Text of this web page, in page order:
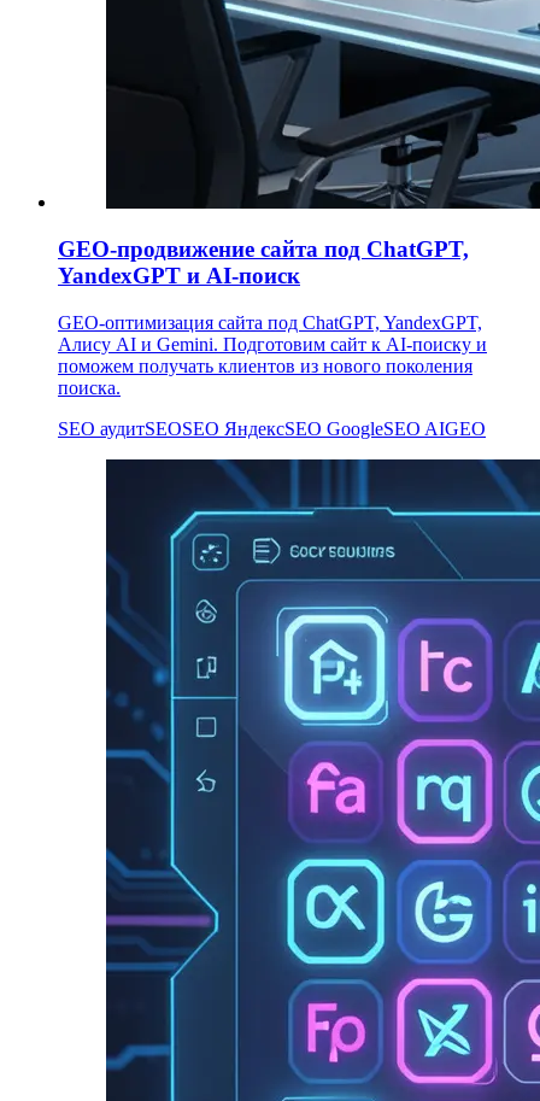
GEO-продвижение сайта под ChatGPT,
YandexGPT и AI-поиск
GEO-оптимизация сайта под ChatGPT, YandexGPT,
Алису AI и Gemini. Подготовим сайт к AI-поиску и
поможем получать клиентов из нового поколения
поиска.
SEO аудитSEOSEO ЯндексSEO GoogleSEO AIGEO